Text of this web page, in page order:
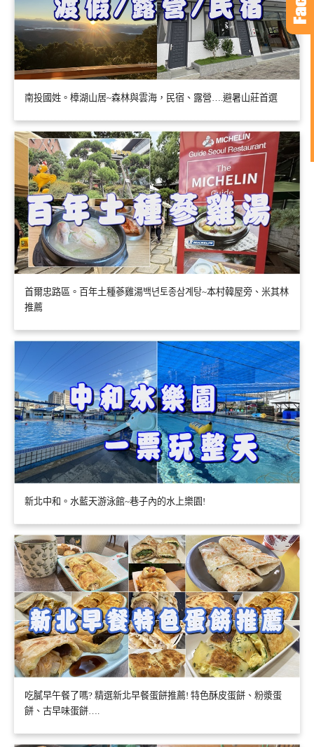
南投國姓。樟湖山居~森林與雲海，民宿、露營….避暑山莊首選
首爾忠路區。百年土種蔘雞湯백년토종삼계탕~本村韓屋旁、米其林
推薦
新北中和。水藍天游泳館~巷子內的水上樂園!
吃膩早午餐了嗎? 精選新北早餐蛋餅推薦! 特色酥皮蛋餅、粉漿蛋
餅、古早味蛋餅….